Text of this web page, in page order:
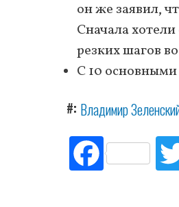
он же заявил,
Сначала
резких шагов
С 10
# Владимир
Fac
ebo